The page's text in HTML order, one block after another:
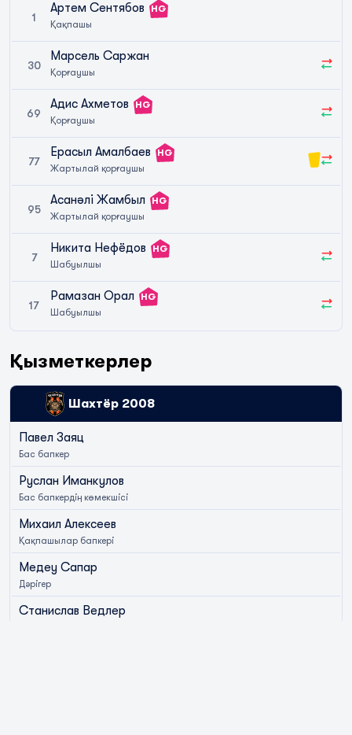
1
Артем Сентябов
Қақпашы
HG
30
Марсель Саржан
Қорғаушы
69
Адис Ахметов
Қорғаушы
HG
77
Ерасыл Амалбаев
Жартылай қорғаушы
HG
95
Асанәлі Жамбыл
Жартылай қорғаушы
HG
7
Никита Нефёдов
Шабуылшы
HG
17
Рамазан Орал
Шабуылшы
HG
Қызметкерлер
Шахтёр 2008
Павел Заяц
Бас бапкер
Руслан Иманкулов
Бас бапкердің көмекшісі
Михаил Алексеев
Қақпашылар бапкері
Медеу Сапар
Дәрігер
Станислав Ведлер